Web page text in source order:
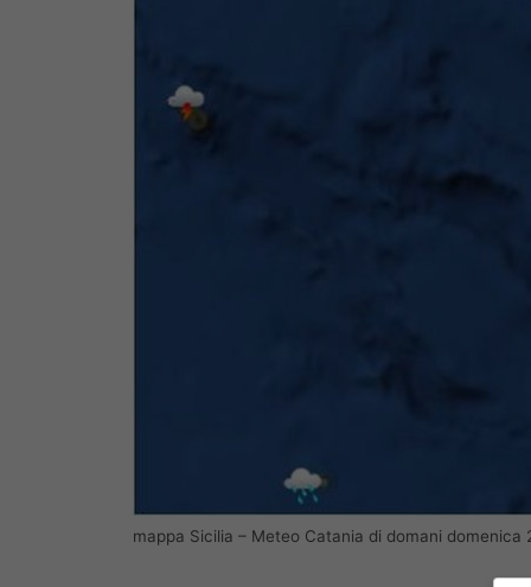
mappa Sicilia – Meteo Catania di domani